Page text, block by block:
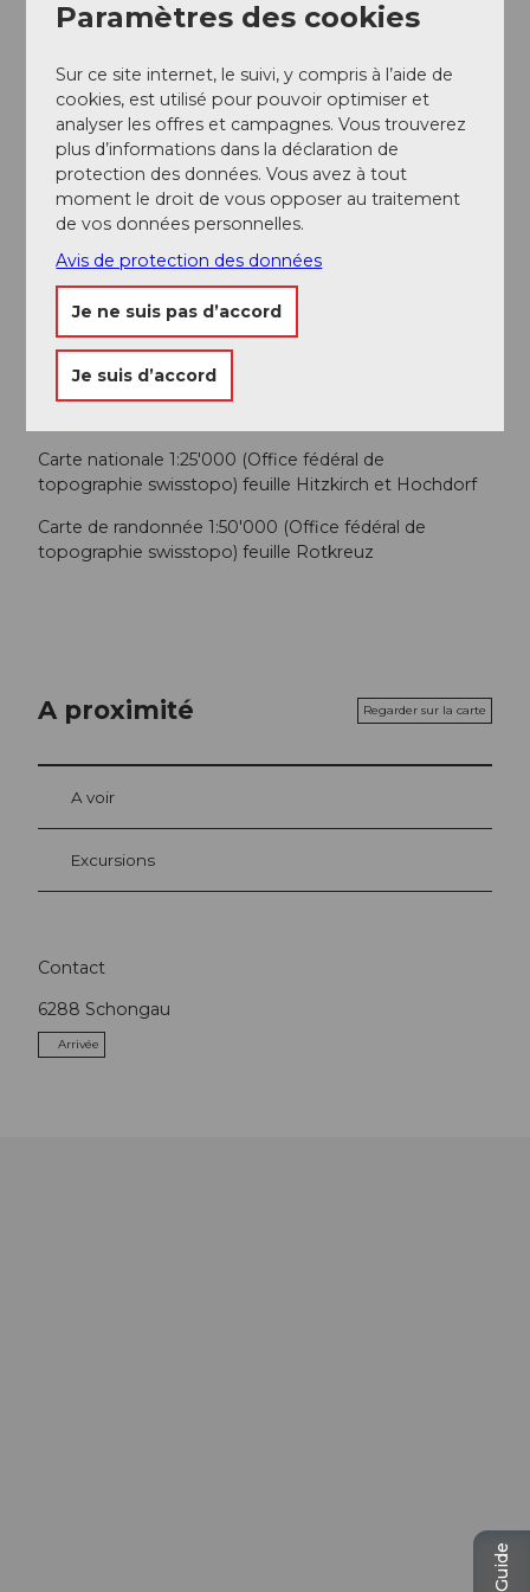
Conseil de l'auteur
jouer un parcours de Spiel!Golf au Hämikerberg :
www.spielgolf-schweiz.ch
profiter de la vue à l'alpage Horben :
www.horben.ch
La ruine du château de Nünegg est l'une des
plus grandes et des mieux conservées du
canton de Lucerne. Depuis la plateforme
d'observation, vous avez une vue grandiose,
tout comme autrefois les seigneurs de Lieli.
découvrir la vue au centre pédagogique
spécialisé Hohenrain (HPZH)
Carte
Carte nationale 1:25'000 (Office fédéral de
topographie swisstopo) feuille Hitzkirch et Hochdorf
Carte de randonnée 1:50'000 (Office fédéral de
topographie swisstopo) feuille Rotkreuz
A proximité Regarder sur la carte
A voir
Excursions
Contact
6288 Schongau
Arrivée
Paramètres des cookies
Sur ce site internet, le suivi, y compris à l’aide de
cookies, est utilisé pour pouvoir optimiser et
analyser les offres et campagnes. Vous trouverez
plus d’informations dans la déclaration de
protection des données. Vous avez à tout
moment le droit de vous opposer au traitement
de vos données personnelles.
Avis de protection des données
Je ne suis pas d’accord
Je suis d’accord